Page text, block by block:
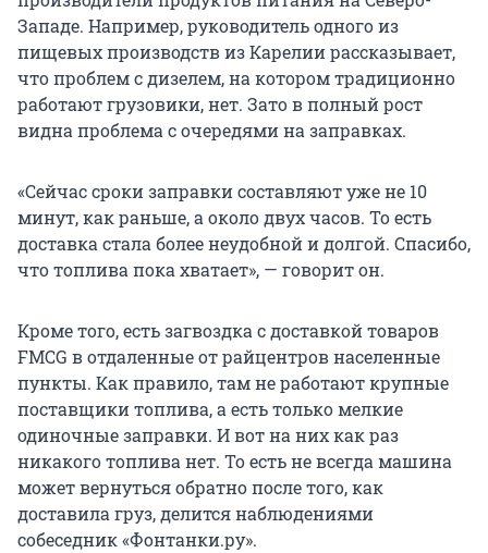
Западе. Например, руководитель одного из
пищевых производств из Карелии рассказывает,
что проблем с дизелем, на котором традиционно
работают грузовики, нет. Зато в полный рост
видна проблема с очередями на заправках.
«Сейчас сроки заправки составляют уже не 10
минут, как раньше, а около двух часов. То есть
доставка стала более неудобной и долгой. Спасибо,
что топлива пока хватает», — говорит он.
Кроме того, есть загвоздка с доставкой товаров
FMCG в отдаленные от райцентров населенные
пункты. Как правило, там не работают крупные
поставщики топлива, а есть только мелкие
одиночные заправки. И вот на них как раз
никакого топлива нет. То есть не всегда машина
может вернуться обратно после того, как
доставила груз, делится наблюдениями
собеседник «Фонтанки.ру».